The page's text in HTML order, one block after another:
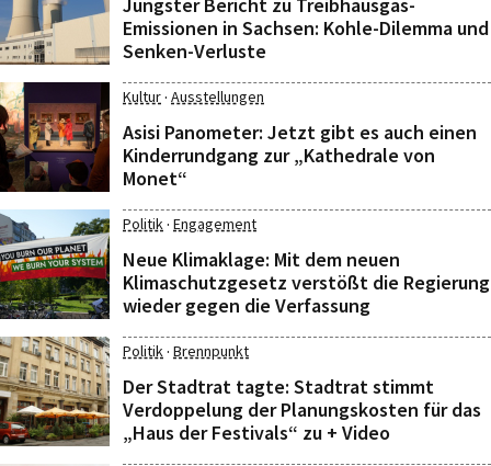
Emissionen in Sachsen: Kohle-Dilemma und
Senken-Verluste
Kultur· Ausstellungen
Asisi Panometer: Jetzt gibt es auch einen
Kinderrundgang zur „Kathedrale von
Monet“
Politik· Engagement
Neue Klimaklage: Mit dem neuen
Klimaschutzgesetz verstößt die Regierung
wieder gegen die Verfassung
Politik· Brennpunkt
Der Stadtrat tagte: Stadtrat stimmt
Verdoppelung der Planungskosten für das
„Haus der Festivals“ zu + Video